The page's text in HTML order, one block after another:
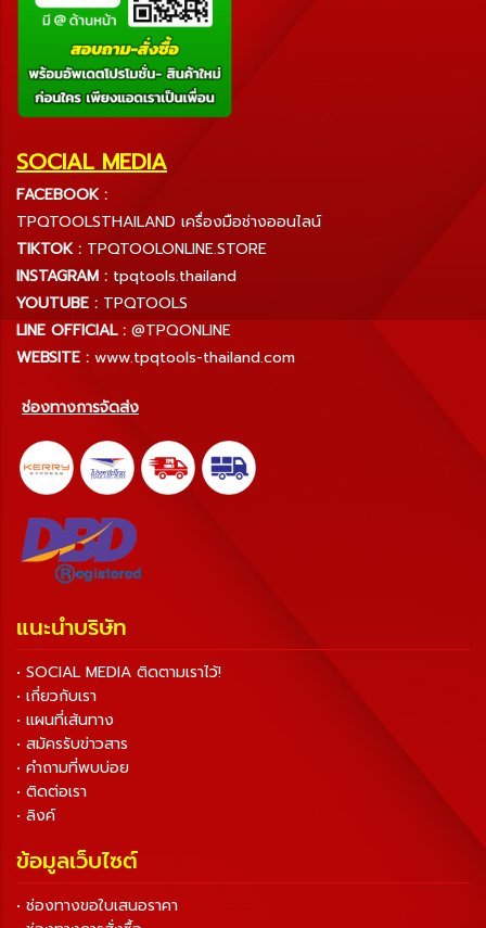
SOCIAL MEDIA
FACEBOOK :
TPQTOOLSTHAILAND เครื่องมือช่างออนไลน์
TIKTOK : TPQTOOLONLINE.STORE
INSTAGRAM : tpqtools.thailand
YOUTUBE : TPQTOOLS
LINE OFFICIAL : @TPQONLINE
WEBSITE : www.tpqtools-thailand.com
ช่องทางการจัดส่ง
แนะนำบริษัท
• SOCIAL MEDIA ติดตามเราไว้!
• เกี่ยวกับเรา
• แผนที่เส้นทาง
• สมัครรับข่าวสาร
• คำถามที่พบบ่อย
• ติดต่อเรา
• ลิงค์
ข้อมูลเว็บไซต์
• ช่องทางขอใบเสนอราคา